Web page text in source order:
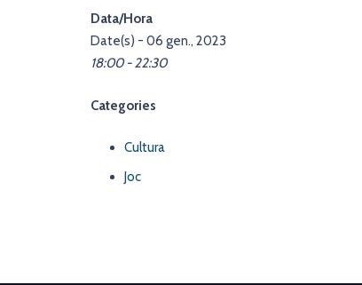
Data/Hora
Date(s) - 06 gen., 2023
18:00 - 22:30
Categories
Cultura
Joc